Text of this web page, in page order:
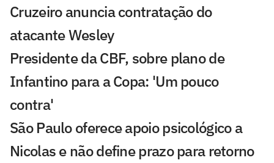
Cruzeiro anuncia contratação do
atacante Wesley
Presidente da CBF, sobre plano de
Infantino para a Copa: 'Um pouco
contra'
São Paulo oferece apoio psicológico a
Nicolas e não define prazo para retorno